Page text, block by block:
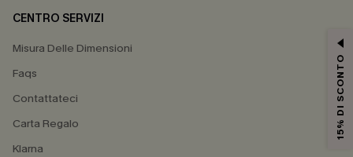
CENTRO SERVIZI
Misura Delle Dimensioni
Faqs
Contattateci
Carta Regalo
Klarna
15% DI SCONTO